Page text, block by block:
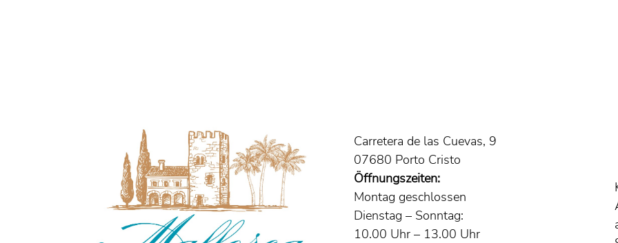
Carretera de las Cuevas, 9
07680 Porto Cristo
Öffnungszeiten:
Montag geschlossen
Dienstag – Sonntag:
10.00 Uhr – 13.00 Uhr